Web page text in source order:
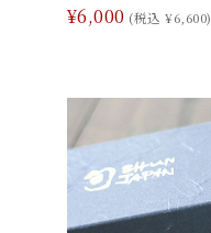
¥6,000 (税込 ¥6,600)